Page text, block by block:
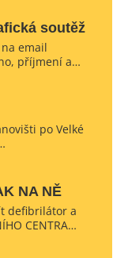
soutěž
email
příjmení a…
po Velké
NA NĚ
defibrilátor a
CENTRA…